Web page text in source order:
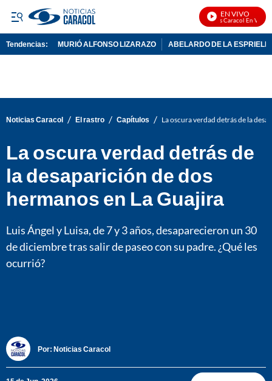
EN VIVO
Noticias Caracol En Vivo
Tendencias: MURIÓ ALFONSO LIZARAZO ABELARDO DE LA
Noticias Caracol / El rastro / Capítulos / La oscura verdad detrás de la
La oscura verdad detrás de
la desaparición de dos
hermanos en La Guajira
Luis Ángel y Luisa, de 7 y 3 años, desaparecieron un 30
de diciembre tras salir de paseo con su padre. ¿Qué les
ocurrió?
Por: Noticias Caracol